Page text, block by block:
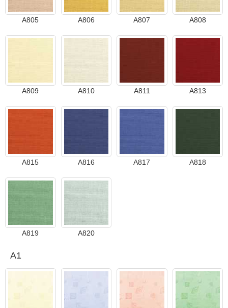
A805 A806 A807 A808
A809 A810 A811 A813
A815 A816 A817 A818
A819 A820
A1